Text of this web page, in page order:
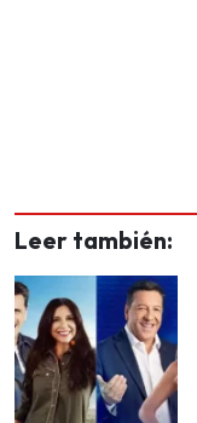
Leer también: